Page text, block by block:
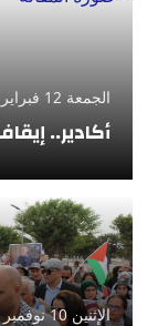
الجمعة 12 فبراير 2021 - 16:00
أكادير..
الإثنين 10 نوفمبر 2025 - 00:48